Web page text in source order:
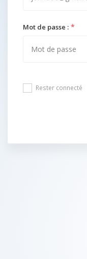
Mot de passe : *
Rester connecté